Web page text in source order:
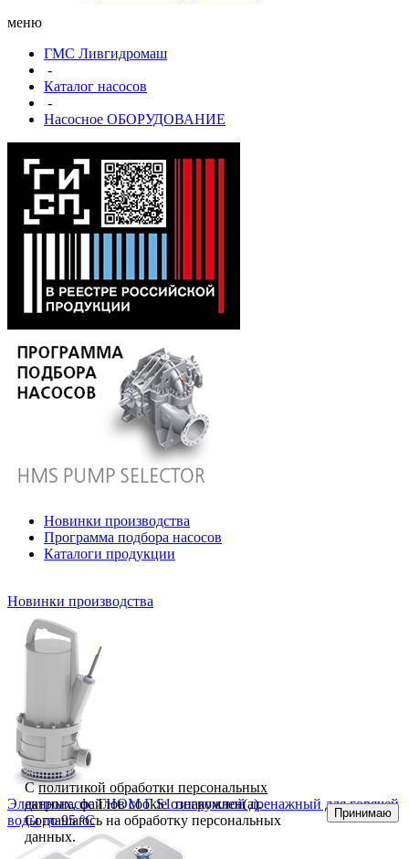
меню
ГМС Ливгидромаш
-
Каталог насосов
-
Насосное ОБОРУДОВАНИЕ
Новинки производства
Программа подбора насосов
Каталоги продукции
Новинки производства
Электронасос ГНОМ Г S1 погружной дренажный для горячей
воды до 95 °С
Сполитикой обработки персональных
данных, файлов cookieознакомлен(а).
Соглашаюсь на обработку персональных
данных.
Принимаю